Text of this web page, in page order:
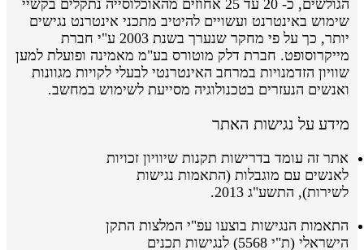
הגולשים, כ- 20 עד 25 אחוזים מהאוכלוסייה נתקלים בקשיי
שימוש באינטרנט ועשויים להיטיב מתכני אינטרנט נגישים
יותר, כך על פי מחקר שנערך בשנת 2003 ע"י חברת
מייקרוסופט. חברת דלק מוטורס בע"מ מאמינה ופועלת למען
שוויון הזדמנויות במרחב האינטרנטי לבעלי לקויות מגוונות
ואנשים הנעזרים בטכנולוגיה מסייעת לשימוש במחשב.
מידע על נגישות האתר
אתר זה עומד בדרישות תקנות שיוויון זכויות
לאנשים עם מוגבלות (התאמות נגישות
לשירות), התשע"ג 2013.
התאמות הנגישות בוצעועפ"יהמלצות התקן
הישראלי(ת"י 5568) לנגישות תכנים